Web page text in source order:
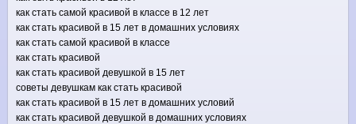
как стать самой красивой в классе в 12 лет
как стать красивой в 15 лет в домашних условиях
как стать самой красивой в классе
как стать красивой
как стать красивой девушкой в 15 лет
советы девушкам как стать красивой
как стать красивой в 15 лет в домашних условий
как стать красивой девушкой в домашних условиях